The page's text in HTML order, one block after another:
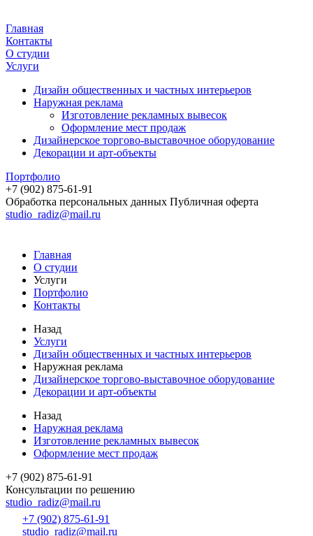
Главная
Контакты
О студии
Услуги
Дизайн общественных и частных интерьеров
Наружная реклама
Изготовление рекламных вывесок
Оформление мест продаж
Дизайнерское торгово-выставочное оборудование
Декорации и арт-объекты
Портфолио
+7 (902) 875-61-91
Обработка персональных данных Публичная оферта
studio_radiz@mail.ru
Главная
О студии
Услуги
Портфолио
Контакты
Назад
Услуги
Дизайн общественных и частных интерьеров
Наружная реклама
Дизайнерское торгово-выставочное оборудование
Декорации и арт-объекты
Назад
Наружная реклама
Изготовление рекламных вывесок
Оформление мест продаж
+7 (902) 875-61-91
Консультации по решению
studio_radiz@mail.ru
+7 (902) 875-61-91
studio_radiz@mail.ru